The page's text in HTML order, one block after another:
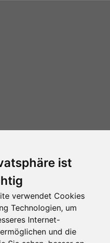
ist
verwendet Cookies
Technologien, um
Internet-
und die
die Anerkennung